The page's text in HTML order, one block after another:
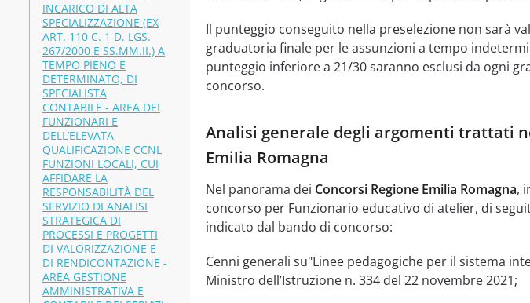
INCARICO DI ALTA
SPECIALIZZAZIONE (EX
ART. 110 C. 1 D. LGS.
267/2000 E SS.MM.II.) A
TEMPO PIENO E
DETERMINATO, DI
SPECIALISTA
CONTABILE - AREA DEI
FUNZIONARI E
DELL’ELEVATA
QUALIFICAZIONE CCNL
FUNZIONI LOCALI, CUI
AFFIDARE LA
RESPONSABILITÀ DEL
SERVIZIO DI ANALISI
STRATEGICA DI
PROCESSI E PROGETTI
DI VALORIZZAZIONE E
DI RENDICONTAZIONE -
AREA GESTIONE
AMMINISTRATIVA E
Il punteggio conseguito nella preselezione non sarà
graduatoria finale per le assunzioni a tempo
punteggio inferiore a 21/30 saranno esclusi da ogni
concorso.
Analisi generale degli argomenti trattati
Emilia Romagna
Nel panorama dei Concorsi Regione Emilia Romagna,
concorso per Funzionario educativo di atelier, di
indicato dal bando di concorso:
Cenni generali su"Linee pedagogiche per il sistema
Ministro dell’Istruzione n. 334 del 22 novembre 2021;